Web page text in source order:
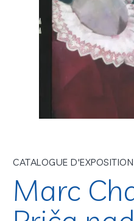
CATALOGUE
Marc